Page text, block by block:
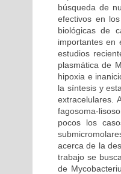
búsqueda de
efectivos en
biológicas de
importantes en
estudios
plasmática de
hipoxia e
la síntesis y
extracelulares.
fagosoma-
pocos los
acerca de la
trabajo se
de